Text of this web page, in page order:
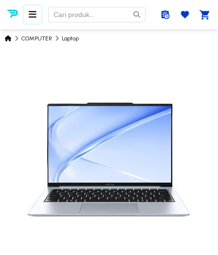
COMPUTER Laptop